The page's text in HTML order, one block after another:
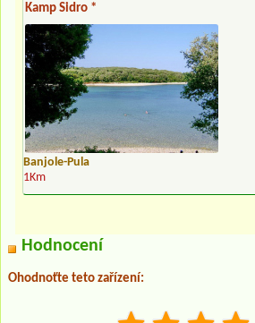
Kamp Sidro *
Banjole-Pula
1Km
Hodnocení
Ohodnoťte teto zařízení: